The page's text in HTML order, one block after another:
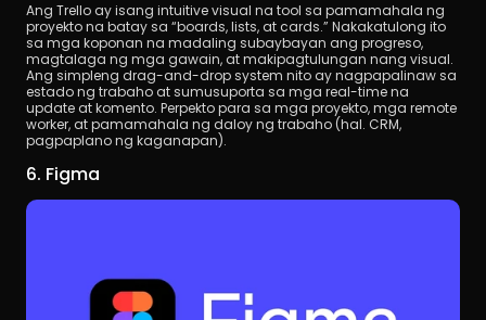
Ang Trello ay isang intuitive visual na tool sa pamamahala ng
proyekto na batay sa “boards, lists, at cards.” Nakakatulong ito
sa mga koponan na madaling subaybayan ang progreso,
magtalaga ng mga gawain, at makipagtulungan nang visual.
Ang simpleng drag-and-drop system nito ay nagpapalinaw sa
estado ng trabaho at sumusuporta sa mga real-time na
update at komento. Perpekto para sa mga proyekto, mga remote
worker, at pamamahala ng daloy ng trabaho (hal. CRM,
pagpaplano ng kaganapan).
6. Figma